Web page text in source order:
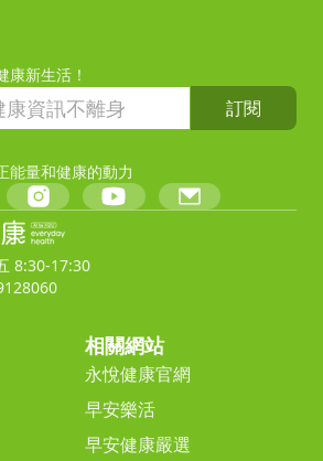
康新生活！
訂閱
能量和健康的動力
8:30-17:30
相關網站
永悅健康官網
早安樂活
早安健康嚴選